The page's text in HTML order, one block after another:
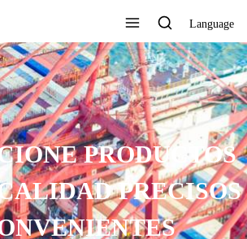
Language